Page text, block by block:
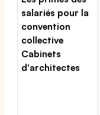
salariés pour la
convention
collective
Cabinets
d'architectes